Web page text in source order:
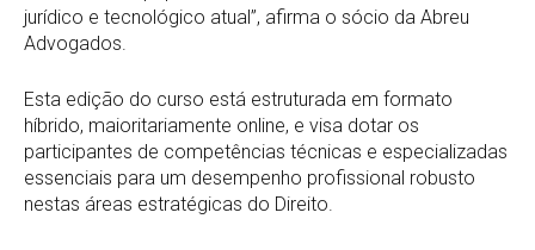
jurídico e tecnológico atual”, afirma o sócio da Abreu
Advogados.
Esta edição do curso está estruturada em formato
híbrido, maioritariamente online, e visa dotar os
participantes de competências técnicas e especializadas
essenciais para um desempenho profissional robusto
nestas áreas estratégicas do Direito.